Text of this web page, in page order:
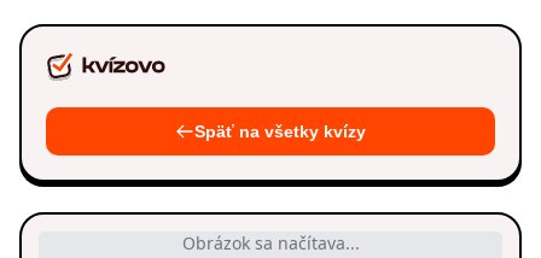
Späť na všetky kvízy
Obrázok sa načítava...